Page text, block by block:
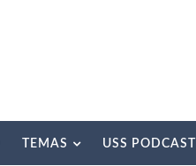
TEMAS USS PODCAST